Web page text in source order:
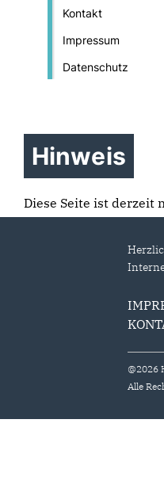
Kontakt
Impressum
Datenschutz
Hinweis
Diese Seite ist derzeit
@2026
Alle